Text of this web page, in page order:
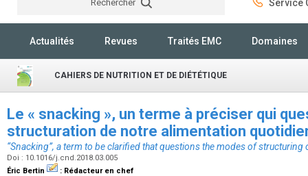
Rechercher Service
Actualités Revues Traités EMC Domaines
CAHIERS DE NUTRITION ET DE DIÉTÉTIQUE
Le « snacking », un terme à préciser qui
structuration de notre alimentation
“Snacking”, a term to be clarified that questions the modes of structuring
Doi : 10.1016/j.cnd.2018.03.005
Éric Bertin
: Rédacteur en chef